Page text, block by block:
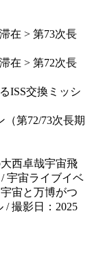
在 > 第73次長
在 > 第72次長
ISS交換ミッシ
（第72/73次長期
西卓哉宇宙飛
宇宙ライブイベ
宙と万博がつ
/ 撮影日：2025